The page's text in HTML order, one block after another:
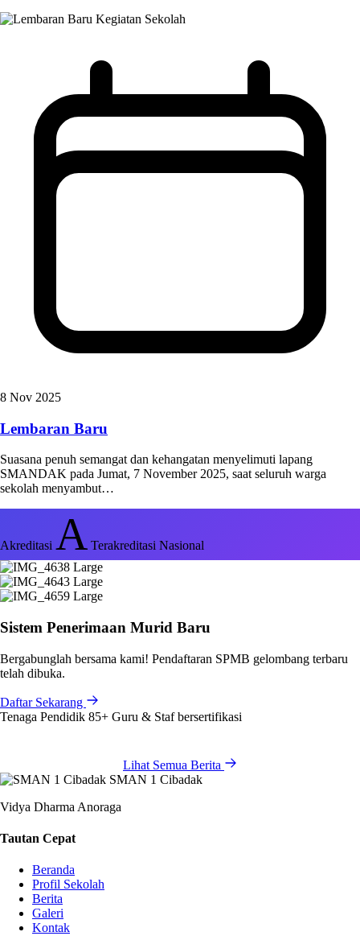
Kegiatan Sekolah
8 Nov 2025
Lembaran Baru
Suasana penuh semangat dan kehangatan menyelimuti lapang
SMANDAK pada Jumat, 7 November 2025, saat seluruh warga
sekolah menyambut…
Akreditasi A Terakreditasi Nasional
Sistem Penerimaan Murid Baru
Bergabunglah bersama kami! Pendaftaran SPMB gelombang terbaru
telah dibuka.
Daftar Sekarang
Tenaga Pendidik 85+ Guru & Staf bersertifikasi
Lihat Semua Berita
SMAN 1 Cibadak
Vidya Dharma Anoraga
Tautan Cepat
Beranda
Profil Sekolah
Berita
Galeri
Kontak